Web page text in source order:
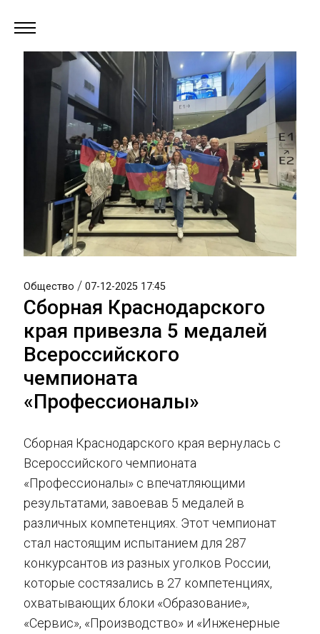
Общество / 07-12-2025 17:45
Сборная Краснодарского
края привезла 5 медалей
Всероссийского
чемпионата
«Профессионалы»
Сборная Краснодарского края вернулась с
Всероссийского чемпионата
«Профессионалы» с впечатляющими
результатами, завоевав 5 медалей в
различных компетенциях. Этот чемпионат
стал настоящим испытанием для 287
конкурсантов из разных уголков России,
которые состязались в 27 компетенциях,
охватывающих блоки «Образование»,
«Сервис», «Производство» и «Инженерные